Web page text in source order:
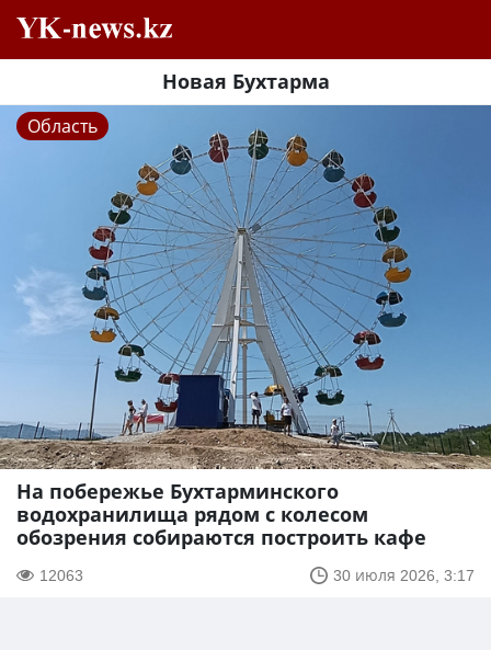
Новая Бухтарма
Область
На побережье Бухтарминского
водохранилища рядом с колесом
обозрения собираются построить кафе
12063 30 июля 2026, 3:17